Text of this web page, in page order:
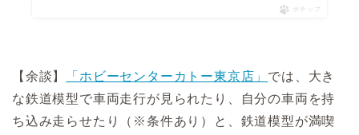
ポチップ
【余談】 「ホビーセンターカトー東京店」 では、大き
な鉄道模型で車両走行が見られたり、自分の車両を持
ち込み走らせたり（※条件あり）と、鉄道模型が満喫